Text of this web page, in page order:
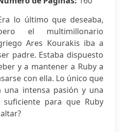
lo último que deseaba,
el multimillonario
Ares Kourakis iba a
padre. Estaba dispuesto
y a mantener a Ruby a
con ella. Lo único que
una intensa pasión y una
para que Ruby